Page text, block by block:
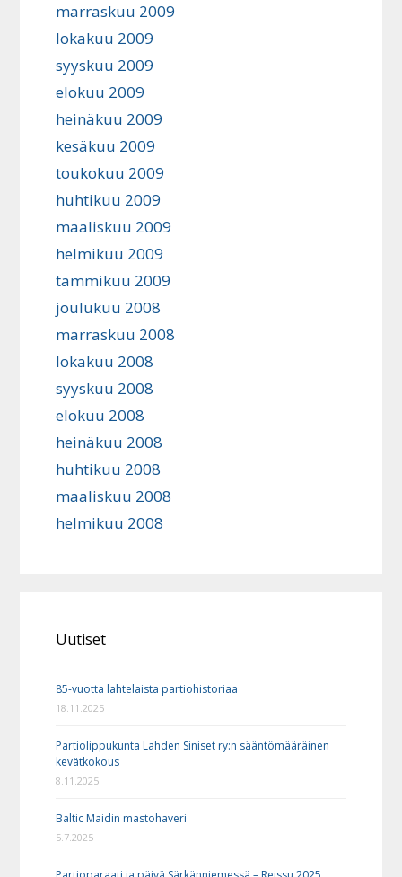
marraskuu 2009
lokakuu 2009
syyskuu 2009
elokuu 2009
heinäkuu 2009
kesäkuu 2009
toukokuu 2009
huhtikuu 2009
maaliskuu 2009
helmikuu 2009
tammikuu 2009
joulukuu 2008
marraskuu 2008
lokakuu 2008
syyskuu 2008
elokuu 2008
heinäkuu 2008
huhtikuu 2008
maaliskuu 2008
helmikuu 2008
Uutiset
85-vuotta lahtelaista partiohistoriaa
18.11.2025
Partiolippukunta Lahden Siniset ry:n sääntömääräinen
kevätkokous
8.11.2025
Baltic Maidin mastohaveri
5.7.2025